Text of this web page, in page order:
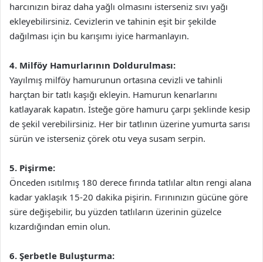
harcınızın biraz daha yağlı olmasını isterseniz sıvı yağı
ekleyebilirsiniz. Cevizlerin ve tahinin eşit bir şekilde
dağılması için bu karışımı iyice harmanlayın.
4. Milföy Hamurlarının Doldurulması:
Yayılmış milföy hamurunun ortasına cevizli ve tahinli
harçtan bir tatlı kaşığı ekleyin. Hamurun kenarlarını
katlayarak kapatın. İsteğe göre hamuru çarpı şeklinde kesip
de şekil verebilirsiniz. Her bir tatlının üzerine yumurta sarısı
sürün ve isterseniz çörek otu veya susam serpin.
5. Pişirme:
Önceden ısıtılmış 180 derece fırında tatlılar altın rengi alana
kadar yaklaşık 15-20 dakika pişirin. Fırınınızın gücüne göre
süre değişebilir, bu yüzden tatlıların üzerinin güzelce
kızardığından emin olun.
6. Şerbetle Buluşturma: